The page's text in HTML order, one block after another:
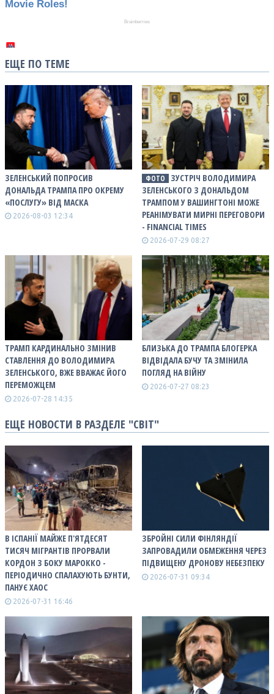
ЕЩЕ ПО ТЕМЕ
ЗЕЛЕНСЬКИЙ ПОПРОСИВ
ДОНАЛЬДА ТРАМПА ПРО ОКРЕМУ
«ПОСЛУГУ» ВІД МАСКА
2026-08-03 12:34
ФОТО
ЗУСТРІЧ ВОЛОДИМИРА
ЗЕЛЕНСЬКОГО З ДОНАЛЬДОМ
ТРАМПОМ У ВАШИНГТОНІ МОЖЕ
РЕАНІМУВАТИ МИРНІ ПЕРЕГОВОРИ
- FINANCIAL TIMES
2026-07-29 08:27
ТРАМП КАРДИНАЛЬНО ЗМІНИВ
СТАВЛЕННЯ ДО ВОЛОДИМИРА
ЗЕЛЕНСЬКОГО, ВЖЕ ВВАЖАЄ ЙОГО
ПЕРЕМОЖЦЕМ
2026-07-28 14:35
БЛИЗЬКА ДО ТРАМПА БЛОГЕРКА
ВІДВІДАЛА БУЧУ ТА ЗМІНИЛА
ПОГЛЯД НА ВІЙНУ
2026-07-27 08:23
ЕЩЕ НОВОСТИ В РАЗДЕЛЕ "СВІТ"
В ІСПАНІЇ МАЙЖЕ П'ЯТДЕСЯТ
ТИСЯЧ МІГРАНТІВ ПРОРВАЛИ
КОРДОН З БОКУ МАРОККО -
ПЕРІОДИЧНО СПАЛАХУЮТЬ БУНТИ,
ПАНУЄ ХАОС
2026-07-31 16:46
ЗБРОЙНІ СИЛИ ФІНЛЯНДІЇ
ЗАПРОВАДИЛИ ОБМЕЖЕННЯ ЧЕРЕЗ
ПІДВИЩЕНУ ДРОНОВУ НЕБЕЗПЕКУ
2026-07-31 09:34